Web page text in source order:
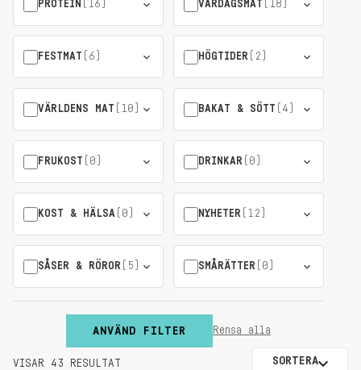
PROTEIN (16) VARDAGSMAT (18)
FESTMAT (6) HÖGTIDER (2)
VÄRLDENS MAT (10) BAKAT & SÖTT (4)
FRUKOST (0) DRINKAR (0)
KOST & HÄLSA (0) NYHETER (12)
SÅSER & RÖROR (5) SMÅRÄTTER (0)
ANVÄND FILTER Rensa alla
VISAR 43 RESULTAT SORTERA